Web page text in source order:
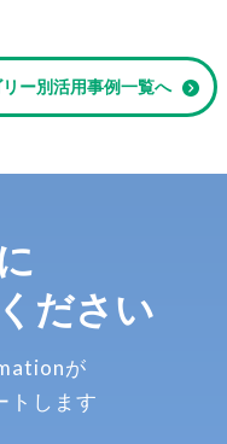
ー別活用事例一覧へ
ださい
が
トします